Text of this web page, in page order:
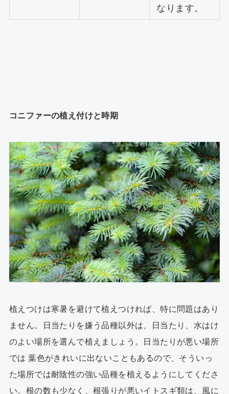
なります。
コニファーの植え付けと時期
植えつけは寒暑を避けて植えつければ、特に問題はあり
ません。日当たりを嫌う品種以外は、日当たり、水はけ
のよい場所を選んで植えましょう。日当たりが悪い場所
では 葉色がきれいに出ないこともあるので、そういっ
た場所では耐陰性の強い品種を植えるようにしてくださ
い。根の数も少なく、根張りが悪いイトスギ類は、風に